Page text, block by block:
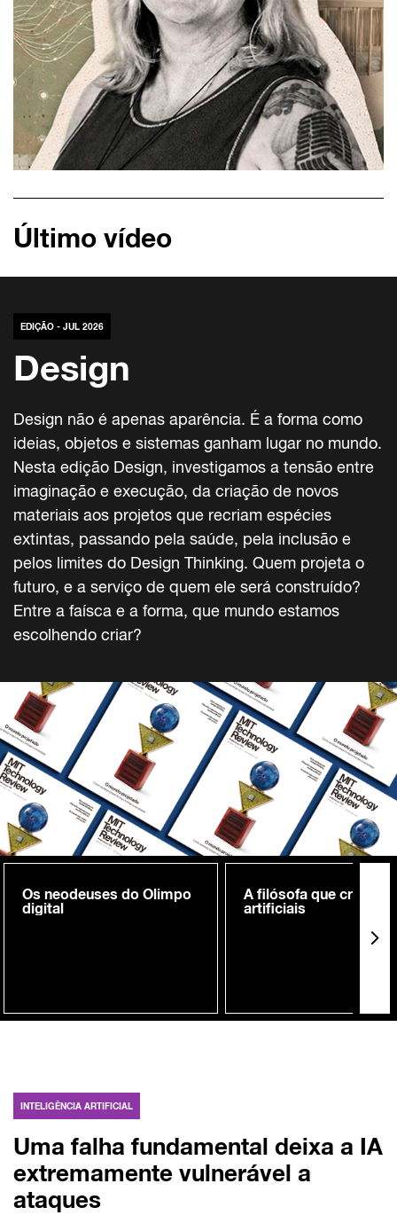
Último vídeo
EDIÇÃO - JUL 2026
Design
Design não é apenas aparência. É a forma como
ideias, objetos e sistemas ganham lugar no mundo.
Nesta edição Design, investigamos a tensão entre
imaginação e execução, da criação de novos
materiais aos projetos que recriam espécies
extintas, passando pela saúde, pela inclusão e
pelos limites do Design Thinking. Quem projeta o
futuro, e a serviço de quem ele será construído?
Entre a faísca e a forma, que mundo estamos
escolhendo criar?
Os neodeuses do Olimpo
digital
A filósofa que cria
artificiais
INTELIGÊNCIA ARTIFICIAL
Uma falha fundamental deixa a IA
extremamente vulnerável a
ataques